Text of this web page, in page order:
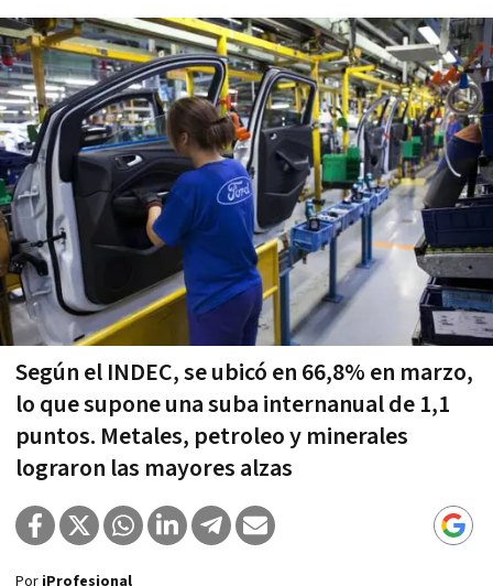
Según el INDEC, se ubicó en 66,8% en marzo,
lo que supone una suba internanual de 1,1
puntos. Metales, petroleo y minerales
lograron las mayores alzas
Por iProfesional